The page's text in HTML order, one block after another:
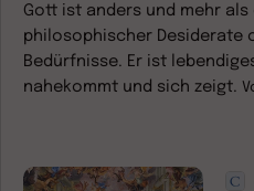
Gott ist anders und mehr als
philosophischer Desiderate
Bedürfnisse. Er ist
nahekommt und sich zeigt.